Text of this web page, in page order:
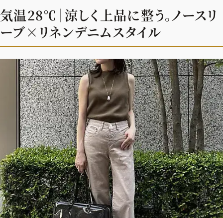
エクラプレミアムNEWS
通販ランキング
デジタルカタログ
エクラプレミアム通販
from編集部
インフォメーション
プレゼント
MAGAZINE
気温28℃｜涼しく上品に整う。ノースリ
ーブ×リネンデニムスタイル